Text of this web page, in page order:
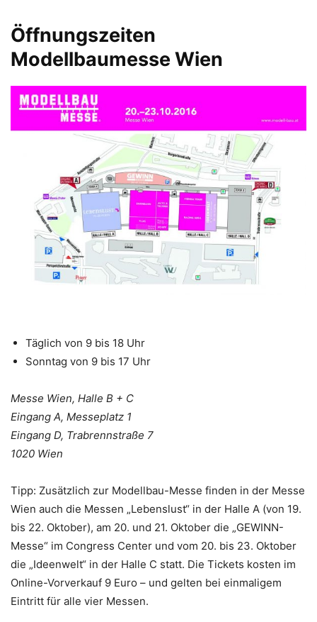
Öffnungszeiten
Modellbaumesse Wien
Täglich von 9 bis 18 Uhr
Sonntag von 9 bis 17 Uhr
Messe Wien, Halle B + C
Eingang A, Messeplatz 1
Eingang D, Trabrennstraße 7
1020 Wien
Tipp: Zusätzlich zur Modellbau-Messe finden in der Messe
Wien auch die Messen „Lebenslust“ in der Halle A (von 19.
bis 22. Oktober), am 20. und 21. Oktober die „GEWINN-
Messe“ im Congress Center und vom 20. bis 23. Oktober
die „Ideenwelt“ in der Halle C statt. Die Tickets kosten im
Online-Vorverkauf 9 Euro – und gelten bei einmaligem
Eintritt für alle vier Messen.